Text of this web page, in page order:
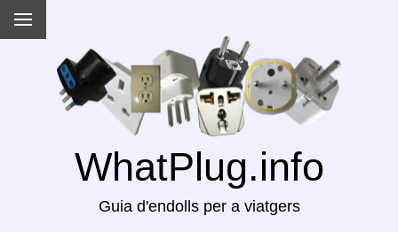
WhatPlug.info
Guia d'endolls per a viatgers